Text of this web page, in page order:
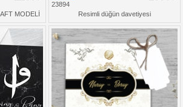
MODELİ
23894
Resimli düğün davetiyesi